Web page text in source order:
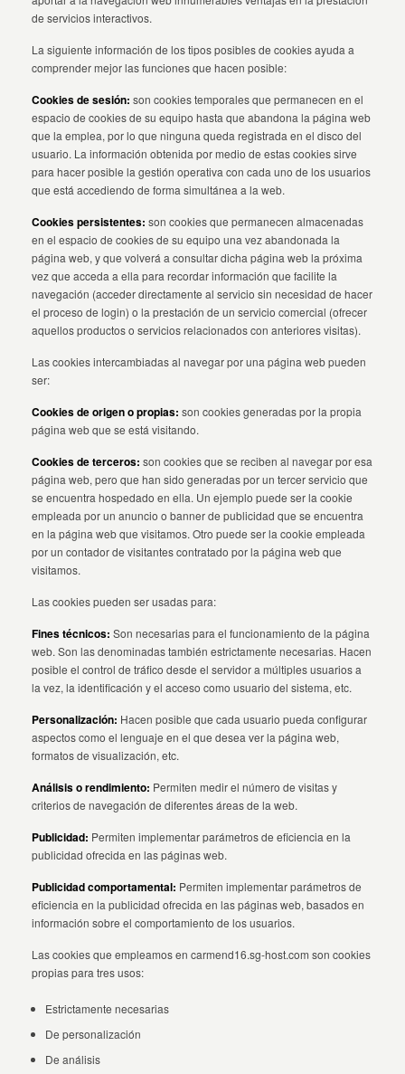
de servicios interactivos.
La siguiente información de los tipos posibles de cookies ayuda a
comprender mejor las funciones que hacen posible:
Cookies de sesión: son cookies temporales que permanecen en el
espacio de cookies de su equipo hasta que abandona la página web
que la emplea, por lo que ninguna queda registrada en el disco del
usuario. La información obtenida por medio de estas cookies sirve
para hacer posible la gestión operativa con cada uno de los usuarios
que está accediendo de forma simultánea a la web.
Cookies persistentes: son cookies que permanecen almacenadas
en el espacio de cookies de su equipo una vez abandonada la
página web, y que volverá a consultar dicha página web la próxima
vez que acceda a ella para recordar información que facilite la
navegación (acceder directamente al servicio sin necesidad de hacer
el proceso de login) o la prestación de un servicio comercial (ofrecer
aquellos productos o servicios relacionados con anteriores visitas).
Las cookies intercambiadas al navegar por una página web pueden
ser:
Cookies de origen o propias: son cookies generadas por la propia
página web que se está visitando.
Cookies de terceros: son cookies que se reciben al navegar por esa
página web, pero que han sido generadas por un tercer servicio que
se encuentra hospedado en ella. Un ejemplo puede ser la cookie
empleada por un anuncio o banner de publicidad que se encuentra
en la página web que visitamos. Otro puede ser la cookie empleada
por un contador de visitantes contratado por la página web que
visitamos.
Las cookies pueden ser usadas para:
Fines técnicos: Son necesarias para el funcionamiento de la página
web. Son las denominadas también estrictamente necesarias. Hacen
posible el control de tráfico desde el servidor a múltiples usuarios a
la vez, la identificación y el acceso como usuario del sistema, etc.
Personalización: Hacen posible que cada usuario pueda configurar
aspectos como el lenguaje en el que desea ver la página web,
formatos de visualización, etc.
Análisis o rendimiento: Permiten medir el número de visitas y
criterios de navegación de diferentes áreas de la web.
Publicidad: Permiten implementar parámetros de eficiencia en la
publicidad ofrecida en las páginas web.
Publicidad comportamental: Permiten implementar parámetros de
eficiencia en la publicidad ofrecida en las páginas web, basados en
información sobre el comportamiento de los usuarios.
Las cookies que empleamos en carmend16.sg-host.com son cookies
propias para tres usos:
Estrictamente necesarias
De personalización
De análisis